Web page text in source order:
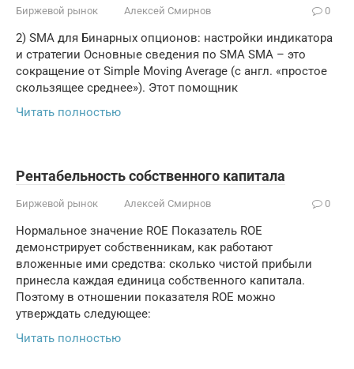
Биржевой рынок Алексей Смирнов 0
2) SMA для Бинарных опционов: настройки индикатора
и стратегии Основные сведения по SMA SMA – это
сокращение от Simple Moving Average (с англ. «простое
скользящее среднее»). Этот помощник
Читать полностью
Рентабельность собственного капитала
Биржевой рынок Алексей Смирнов 0
Нормальное значение ROE Показатель ROE
демонстрирует собственникам, как работают
вложенные ими средства: сколько чистой прибыли
принесла каждая единица собственного капитала.
Поэтому в отношении показателя ROE можно
утверждать следующее:
Читать полностью